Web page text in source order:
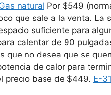
Gas natural Por $549
que sale a la venta. La
suficiente para
calentar de 90
que no desea que se
de calor para
precio base de $449. E-